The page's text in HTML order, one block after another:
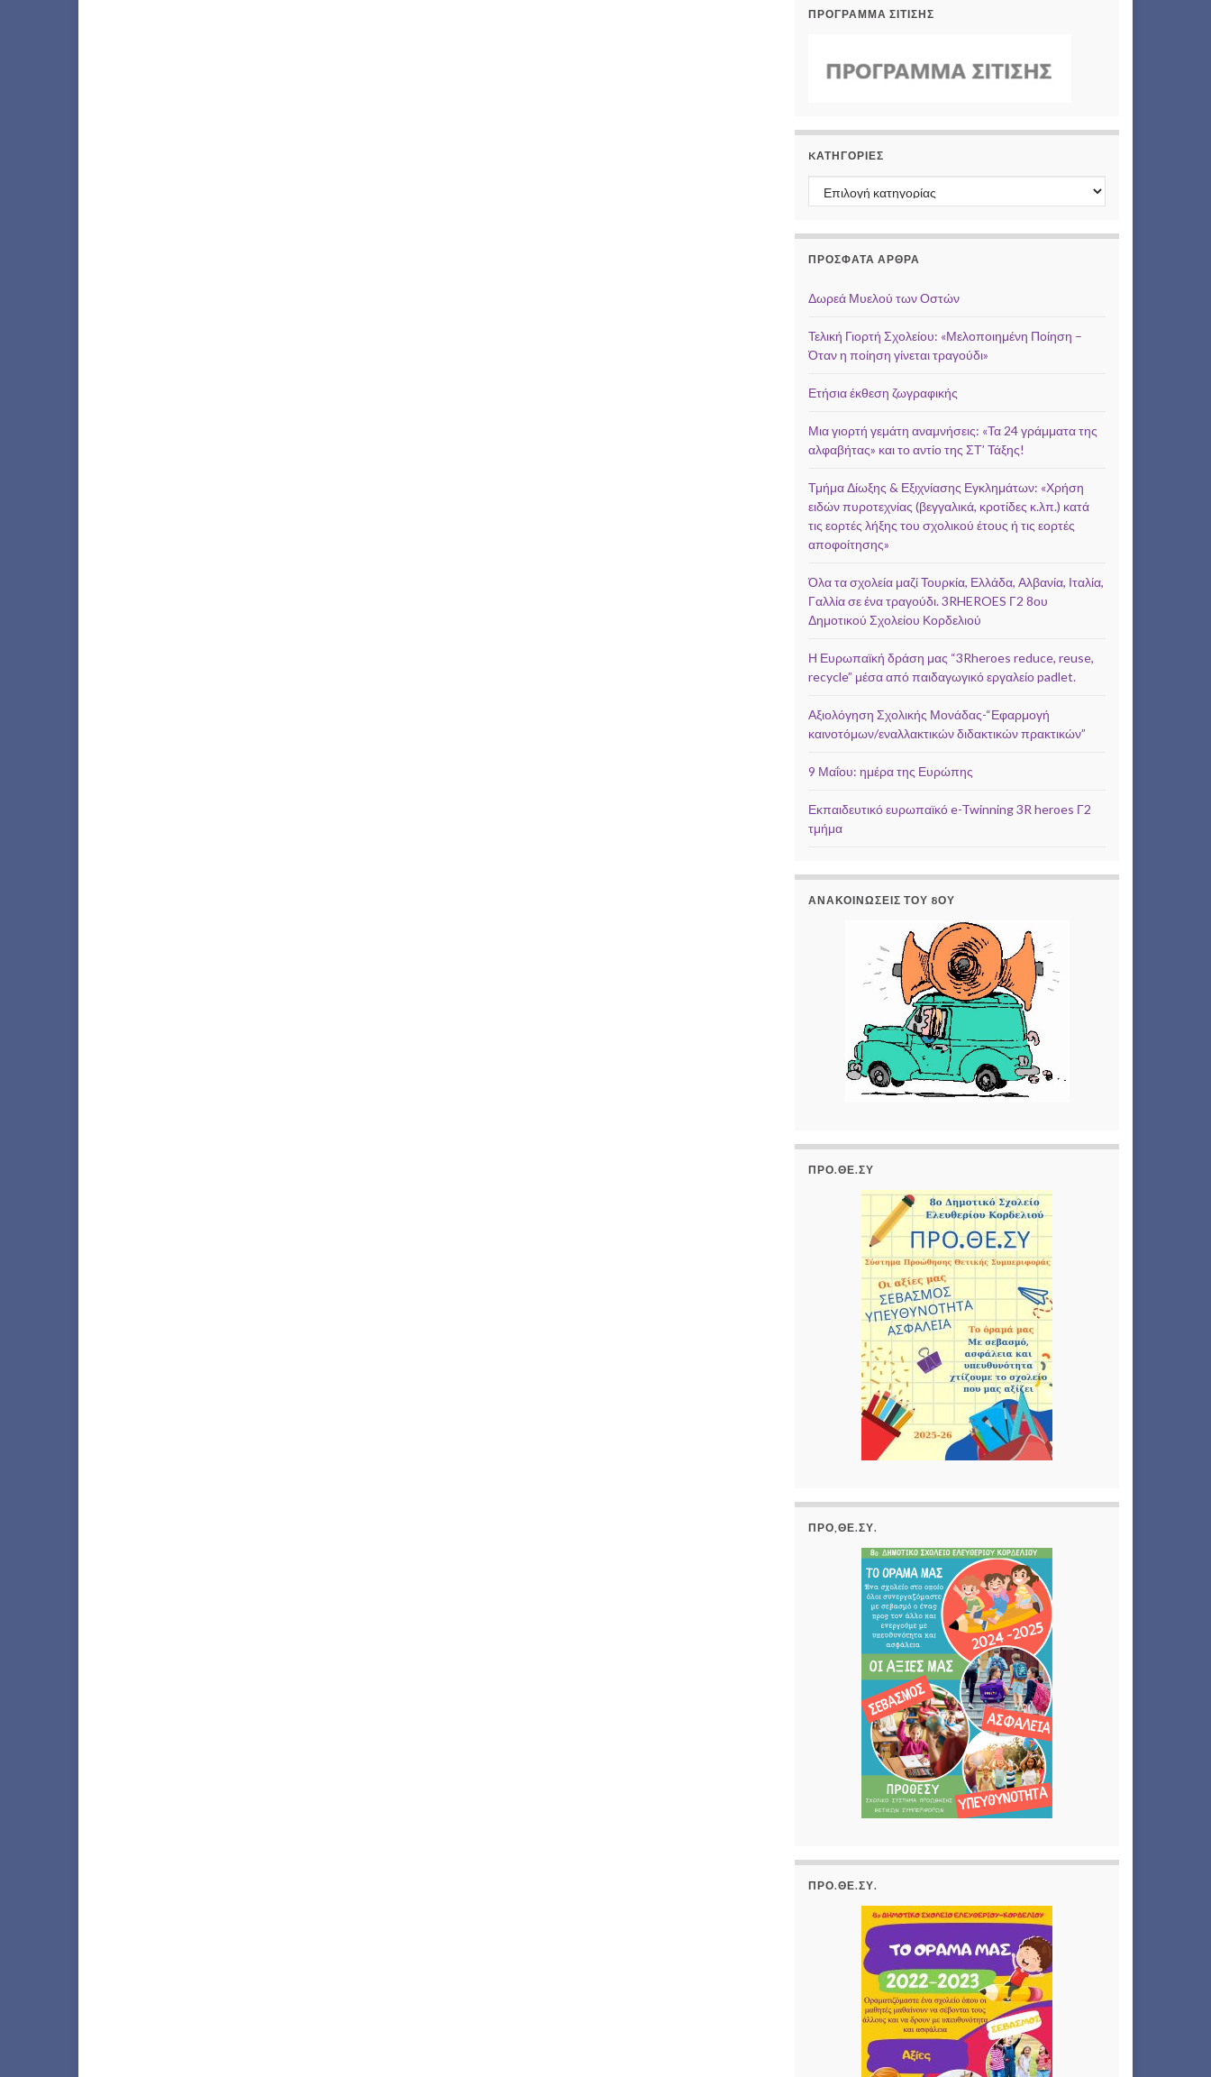
ΠΡΟΓΡΑΜΜΑ ΣΙΤΙΣΗΣ
KΑΤΗΓΟΡΊΕΣ
Kατηγορίες
ΠΡΌΣΦΑΤΑ ΆΡΘΡΑ
Δωρεά Μυελού των Οστών
Τελική Γιορτή Σχολείου: «Μελοποιημένη Ποίηση –
Όταν η ποίηση γίνεται τραγούδι»
Ετήσια έκθεση ζωγραφικής
Μια γιορτή γεμάτη αναμνήσεις: «Τα 24 γράμματα της
αλφαβήτας» και το αντίο της ΣΤ’ Τάξης!
Τμήμα Δίωξης & Εξιχνίασης Εγκλημάτων: «Χρήση
ειδών πυροτεχνίας (βεγγαλικά, κροτίδες κ.λπ.) κατά
τις εορτές λήξης του σχολικού έτους ή τις εορτές
αποφοίτησης»
Όλα τα σχολεία μαζί Τουρκία, Ελλάδα, Αλβανία, Ιταλία,
Γαλλία σε ένα τραγούδι. 3RHEROES Γ2 8ου
Δημοτικού Σχολείου Κορδελιού
Η Ευρωπαϊκή δράση μας “3Rheroes reduce, reuse,
recycle” μέσα από παιδαγωγικό εργαλείο padlet.
Αξιολόγηση Σχολικής Μονάδας-“Εφαρμογή
καινοτόμων/εναλλακτικών διδακτικών πρακτικών”
9 Μαΐου: ημέρα της Ευρώπης
Εκπαιδευτικό ευρωπαϊκό e-Twinning 3R heroes Γ2
τμήμα
ΑΝΑΚΟΙΝΏΣΕΙΣ ΤΟΥ 8ΟΥ
ΠΡΟ.ΘΕ.ΣΥ
ΠΡΟ,ΘΕ.ΣΥ.
ΠΡΟ.ΘΕ.ΣΥ.